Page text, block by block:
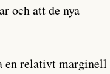
och att de nya
en relativt marginell